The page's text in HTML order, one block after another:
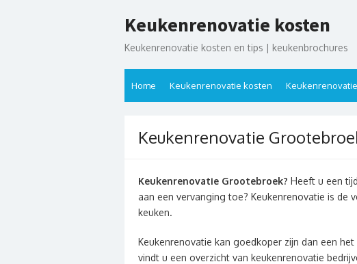
naar
inhoud
Keukenrenovatie kosten
Keukenrenovatie kosten en tips | keukenbrochures
Home Keukenrenovatie kosten Keukenrenovatie
Keukenrenovatie
Keukenrenovatie Grootebroek? Heeft u een
aan een vervanging toe? Keukenrenovatie is de
keuken.
Keukenrenovatie kan goedkoper zijn dan een
vindt u een overzicht van keukenrenovatie